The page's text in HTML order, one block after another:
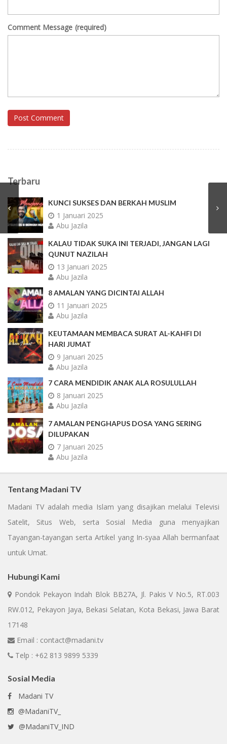
Comment Message (required)
Post Comment
Terbaru
KUNCI SUKSES DAN BERKAH MUSLIM
1 Januari 2025
Abu Jazila
KALAU TIDAK SUKA INI TERJADI, JANGAN LAGI
QUNUT NAZILAH
13 Januari 2025
Abu Jazila
8 AMALAN YANG DICINTAI ALLAH
11 Januari 2025
Abu Jazila
KEUTAMAAN MEMBACA SURAT AL-KAHFI DI
HARI JUMAT
9 Januari 2025
Abu Jazila
7 CARA MENDIDIK ANAK ALA ROSULULLAH
8 Januari 2025
Abu Jazila
7 AMALAN PENGHAPUS DOSA YANG SERING
DILUPAKAN
7 Januari 2025
Abu Jazila
Tentang Madani TV
Madani TV adalah media Islam yang disajikan melalui Televisi
Satelit, Situs Web, serta Sosial Media guna menyajikan
Tayangan-tayangan serta Artikel yang In-syaa Allah bermanfaat
untuk Umat.
Hubungi Kami
Pondok Pekayon Indah Blok BB27A, Jl. Pakis V No.5, RT.003
RW.012, Pekayon Jaya, Bekasi Selatan, Kota Bekasi, Jawa Barat
17148
Email : contact@madani.tv
Telp : +62 813 9899 5339
Sosial Media
Madani TV
@MadaniTV_
@MadaniTV_IND